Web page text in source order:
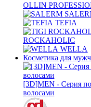
OLLIN
TEFIA
ROCKAHOLIC
WELLA
Косметика для
[3D]MEN - Серия по
волосами